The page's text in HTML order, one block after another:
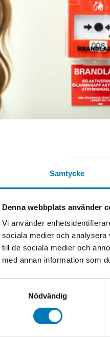
Samtycke
Denna webbplats använder
Vi använder
sociala medier och
till de sociala medier och
med annan information som
Nödvändig